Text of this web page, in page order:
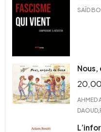
SAÏD
Nous,
AHMED
DAOUD